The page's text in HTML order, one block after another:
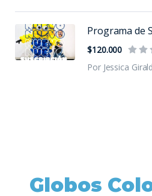
Programa de
$120.000
Por Jessica
Globos